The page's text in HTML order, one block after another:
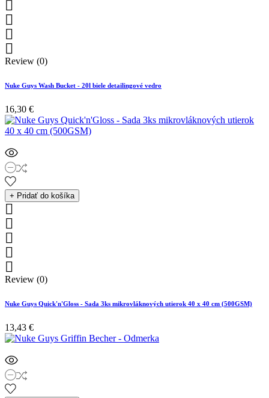




Review (0)
Nuke Guys Wash Bucket - 20l biele detailingové vedro
16,30 €
+ Pridať do košíka





Review (0)
Nuke Guys Quick'n'Gloss - Sada 3ks mikrovláknových utierok 40 x 40 cm (500GSM)
13,43 €